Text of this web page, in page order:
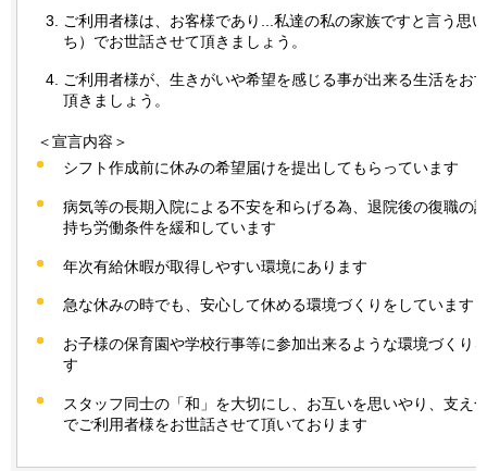
ご利用者様は、お客様であり...私達の私の家族ですと言う思
ち）でお世話させて頂きましょう。
ご利用者様が、生きがいや希望を感じる事が出来る生活をお
頂きましょう。
＜宣言内容＞
シフト作成前に休みの希望届けを提出してもらっています
病気等の長期入院による不安を和らげる為、退院後の復職の
持ち労働条件を緩和しています
年次有給休暇が取得しやすい環境にあります
急な休みの時でも、安心して休める環境づくりをしています
お子様の保育園や学校行事等に参加出来るような環境づくり
す
スタッフ同士の「和」を大切にし、お互いを思いやり、支え
でご利用者様をお世話させて頂いております